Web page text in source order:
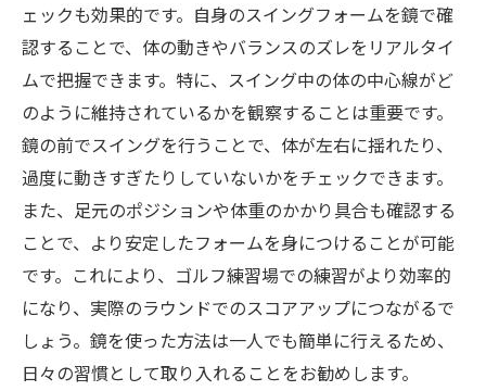
ェックも効果的です。自身のスイングフォームを鏡で確
認することで、体の動きやバランスのズレをリアルタイ
ムで把握できます。特に、スイング中の体の中心線がど
のように維持されているかを観察することは重要です。
鏡の前でスイングを行うことで、体が左右に揺れたり、
過度に動きすぎたりしていないかをチェックできます。
また、足元のポジションや体重のかかり具合も確認する
ことで、より安定したフォームを身につけることが可能
です。これにより、ゴルフ練習場での練習がより効率的
になり、実際のラウンドでのスコアアップにつながるで
しょう。鏡を使った方法は一人でも簡単に行えるため、
日々の習慣として取り入れることをお勧めします。